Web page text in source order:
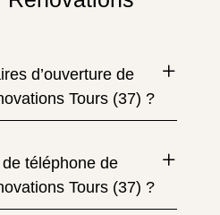
d’ouverture de
Tours (37) ?
téléphone de
Tours (37) ?